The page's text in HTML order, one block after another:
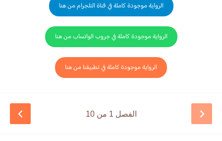
الرواية موجودة كاملة في قناة التلجرام من هنا
الرواية موجودة كاملة في جروب الواتساب من هنا
الرواية موجودة كاملة في تطبيقنا من هنا
الفصل 1 من 10